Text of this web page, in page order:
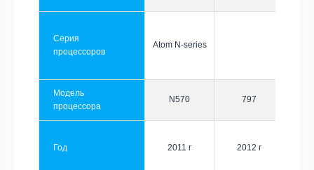
Серия
процессоров
Atom N-series
Модель
процессора
N570 797
Год 2011 г 2012 г